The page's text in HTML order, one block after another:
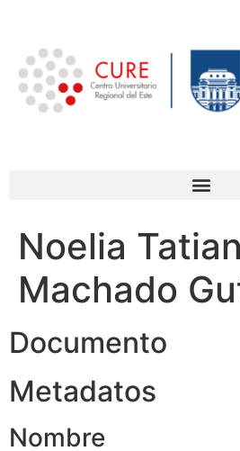
Noelia
Machado
Documento
Metadatos
Nombre